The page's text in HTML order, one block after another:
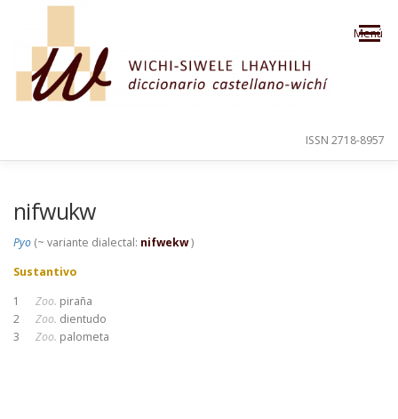
Saltar al contenido
Menú
ISSN 2718-8957
nifwukw
Pyo (~ variante dialectal: nifwekw)
Sustantivo
1 Zoo. piraña
2 Zoo. dientudo
3 Zoo. palometa